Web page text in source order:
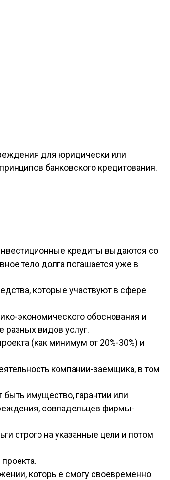
для юридически или
банковского кредитования.
кредиты выдаются со
тело долга погашается уже в
которые участвуют в сфере
экономического обоснования и
разных видов услуг.
(как минимум от 20%-30%) и
компании-заемщика, в том
имущество, гарантии или
совладельцев фирмы-
строго на указанные цели и потом
которые смогу своевременно